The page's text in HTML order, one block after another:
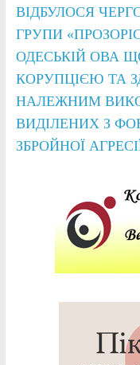
ВІДБУЛОСЯ
ГРУПИ
ОДЕСЬКІЙ ОВА
КОРУПЦІЄЮ ТА
НАЛЕЖНИМ
ВИДІЛЕНИХ З
ЗБРОЙНОЇ